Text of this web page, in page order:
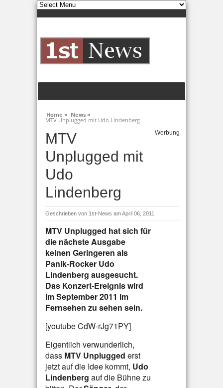
Home » News »
MTV Unplugged mit Udo Lindenberg
MTV
Unplugged mit
Udo
Lindenberg
Werbung
Geschrieben von 1st-News am April 06, 2011
MTV Unplugged hat sich für
die nächste Ausgabe
keinen Geringeren als
Panik-Rocker Udo
Lindenberg ausgesucht.
Das Konzert-Ereignis wird
im September 2011 im
Fernsehen zu sehen sein.
[youtube CdW-rJg71PY]
Eigentlich verwunderlich,
dass MTV Unplugged erst
jetzt auf die Idee kommt, Udo
Lindenberg auf die Bühne zu